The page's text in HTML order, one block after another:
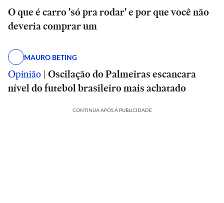
O que é carro 'só pra rodar' e por que você não
deveria comprar um
MAURO BETING
Opinião | Oscilação do Palmeiras escancara
nível do futebol brasileiro mais achatado
CONTINUA APÓS A PUBLICIDADE